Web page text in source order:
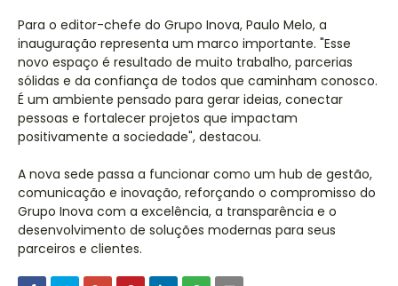
Para o editor-chefe do Grupo Inova, Paulo Melo, a
inauguração representa um marco importante. "Esse
novo espaço é resultado de muito trabalho, parcerias
sólidas e da confiança de todos que caminham conosco.
É um ambiente pensado para gerar ideias, conectar
pessoas e fortalecer projetos que impactam
positivamente a sociedade", destacou.
A nova sede passa a funcionar como um hub de gestão,
comunicação e inovação, reforçando o compromisso do
Grupo Inova com a excelência, a transparência e o
desenvolvimento de soluções modernas para seus
parceiros e clientes.